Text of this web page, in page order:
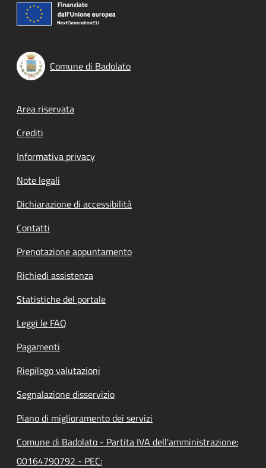
Comune di Badolato
Footer menu
Area riservata
Crediti
Informativa privacy
Note legali
Dichiarazione di accessibilità
Contatti
Prenotazione appuntamento
Richiedi assistenza
Statistiche del portale
Leggi le FAQ
Pagamenti
Riepilogo valutazioni
Segnalazione disservizio
Piano di miglioramento dei servizi
Comune di Badolato - Partita IVA dell'amministrazione:
00164790792 - PEC: